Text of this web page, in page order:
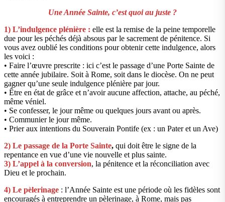
Une Année Sainte, c’est quoi au juste ?
1) L’indulgence plénière : elle est la remise de la peine temporelle
due pour les péchés déjà absous par le sacrement de pénitence. Si
vous avez oublié les conditions pour obtenir cette indulgence, alors
les voici :
• Faire l’œuvre prescrite : ici c’est le passage d’une Porte Sainte de
cette année jubilaire. Soit à Rome, soit dans le diocèse. On ne peut
gagner qu’une seule indulgence plénière par jour.
• Être en état de grâce et n’avoir aucune affection, attache, au péché,
même véniel.
• Se confesser, le jour même ou quelques jours avant ou après.
• Communier le jour même.
• Prier aux intentions du Souverain Pontife (ex : un Pater et un Ave)
2) Le passage de la Porte Sainte, qui doit être le signe de la
repentance en vue d’une vie nouvelle et plus sainte.
3) L’appel à la conversion, la pénitence et la réconciliation avec
Dieu et le prochain.
4) Le pèlerinage : l’Année Sainte est une période où les fidèles sont
encouragés à entreprendre un pèlerinage, à Rome, mais pas